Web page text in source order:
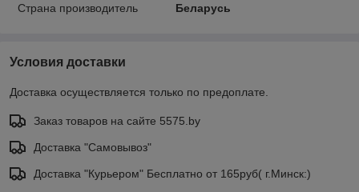
Страна производитель Беларусь
Условия доставки
Доставка осуществляется только по предоплате.
Заказ товаров на сайте 5575.by
Доставка "Самовывоз"
Доставка "Курьером" Бесплатно от 165руб( г.Минск:)